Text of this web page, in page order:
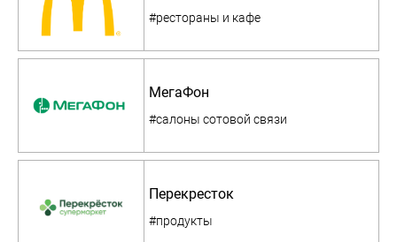
#рестораны и кафе
МегаФон
#салоны сотовой связи
Перекресток
#продукты